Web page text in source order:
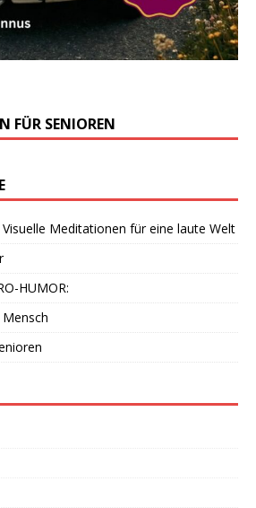
FÜR SENIOREN
Visuelle Meditationen für eine laute Welt
HUMOR: